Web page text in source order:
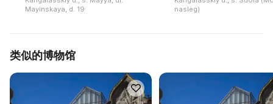
Mayinskaya, d. 19
nasleg)
类似的博物馆